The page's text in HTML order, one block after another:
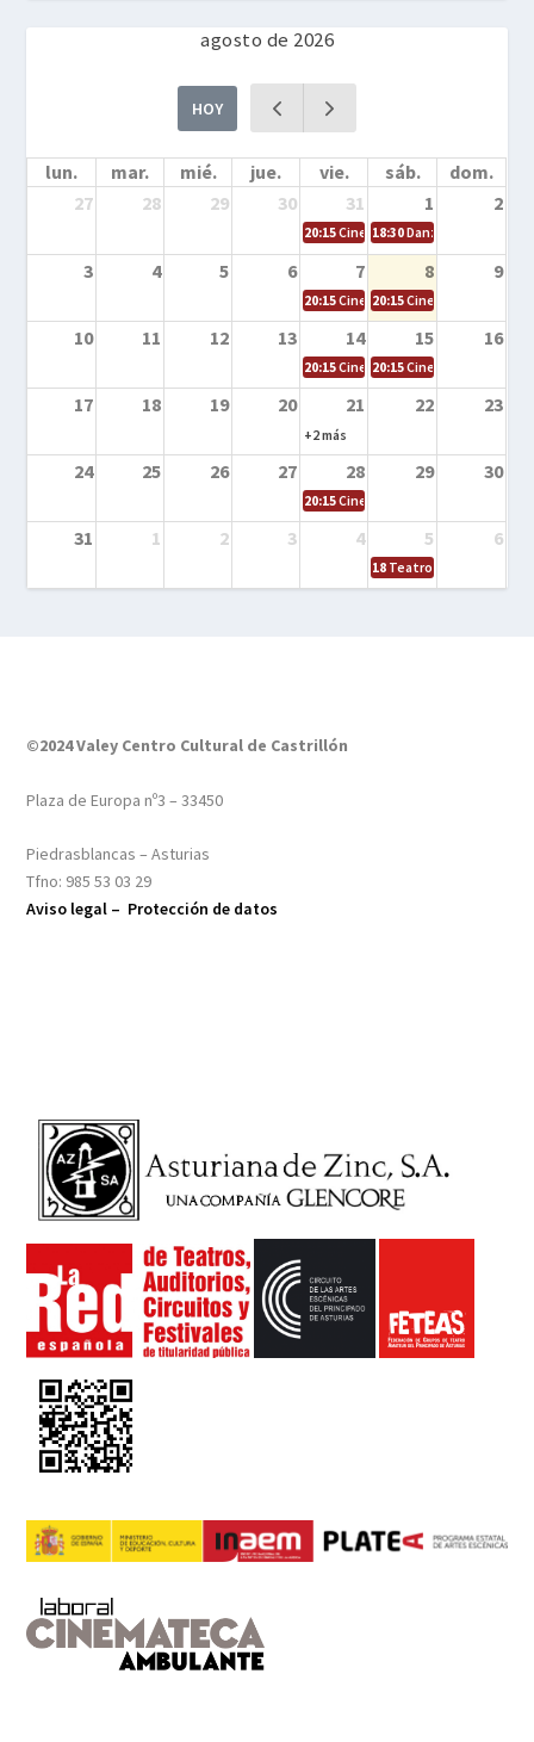
agosto de 2026
HOY
lun. mar. mié. jue. vie. sáb.
dom.
27
28 29 30 31 1 2
20:15Cine en la calle – Cómo
18:30Danza – Cita en el
3 4 5 6 7 8 9
20:15Cine en la calle – El niño y la
20:15Cine en la calle –
10 11 12 13 14 15 16
20:15Cine en la calle – Tortugas
20:15Cine en la calle –
17 18 19 20 21 22 23
+2 más
24 25 26 27 28 29 30
20:15Cine en el calle – Tintín y el
31 1 2 3 4 5 6
18 Teatro – Tres
©2024 Valey Centro Cultural de Castrillón
Plaza de Europa nº3 – 33450
Piedrasblancas – Asturias
Tfno: 985 53 03 29
Aviso legal – Protección de datos